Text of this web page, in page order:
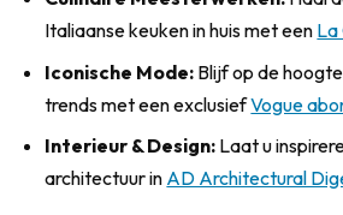
Italiaanse keuken in huis met een La
Iconische Mode: Blijf op de
trends met een exclusiefVogue
Interieur & Design: Laat u
architectuur in AD Architectural